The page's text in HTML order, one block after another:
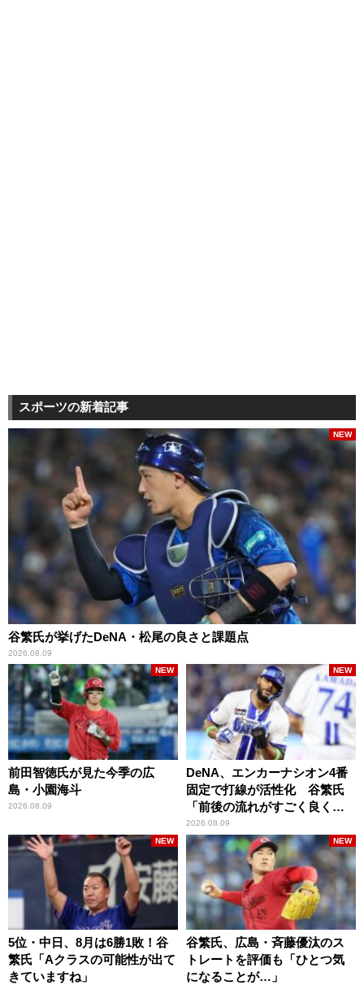
スポーツの新着記事
谷繁氏が挙げたDeNA・松尾の良さと課題点
2026.08.09
NEW
前田智徳氏が見た今季の広
島・小園海斗
2026.08.09
NEW
DeNA、エンカーナシオン4番
固定で打線が活性化 谷繁氏
「前後の流れがすごく良くな
りましたね」
2026.08.09
NEW
5位・中日、8月は6勝1敗！谷
繁氏「Aクラスの可能性が出て
きていますね」
NEW
谷繁氏、広島・斉藤優汰のス
トレートを評価も「ひとつ気
になることが…」
NEW